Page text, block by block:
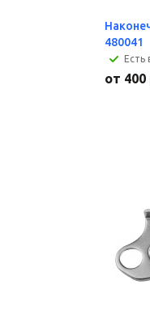
480041
Есть
от 400